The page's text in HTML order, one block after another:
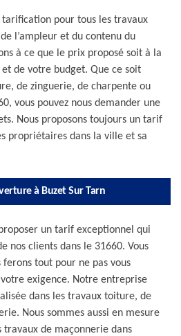
pour tous les travaux
l’ampleur et du contenu du
à ce que le prix proposé soit à la
de votre budget. Que ce soit
de zinguerie, de charpente ou
vous pouvez nous demander une
Nous proposons toujours un tarif
propriétaires dans la ville et sa
à Buzet Sur Tarn
un tarif exceptionnel qui
nos clients dans le 31660. Vous
ferons tout pour ne pas vous
exigence. Notre entreprise
dans les travaux toiture, de
Nous sommes aussi en mesure
de maçonnerie dans